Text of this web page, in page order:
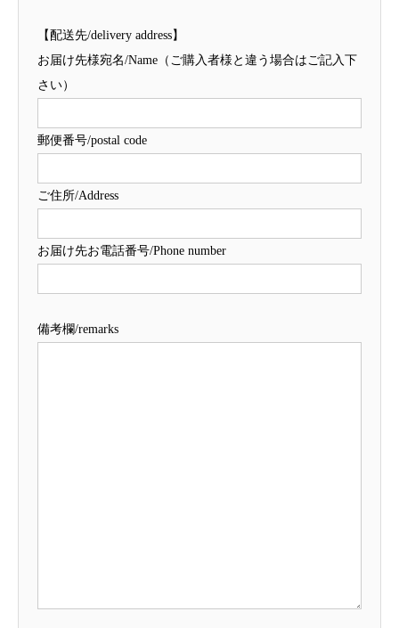
【配送先/delivery address】
お届け先様宛名/Name（ご購入者様と違う場合はご記入下
さい）
郵便番号/postal code
ご住所/Address
お届け先お電話番号/Phone number
備考欄/remarks